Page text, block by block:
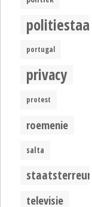
politiestaat
portugal
privacy
protest
roemenie
salta
staatsterreur
televisie